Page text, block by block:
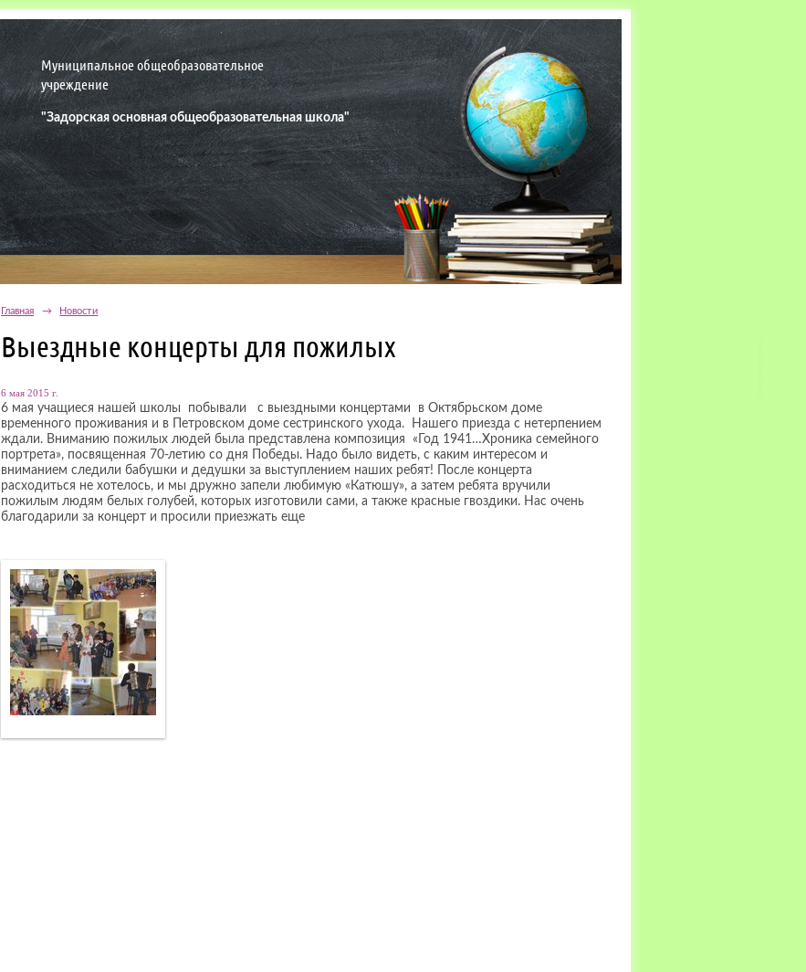
Муниципальное общеобразовательное
учреждение
"Задорская основная общеобразовательная школа"
Главная → Новости
Выездные концерты для пожилых
6 мая 2015 г.
6 мая учащиеся нашей школы побывали с выездными концертами в Октябрьском доме
временного проживания и в Петровском доме сестринского ухода. Нашего приезда с нетерпением
ждали. Вниманию пожилых людей была представлена композиция «Год 1941…Хроника семейного
портрета», посвященная 70-летию со дня Победы. Надо было видеть, с каким интересом и
вниманием следили бабушки и дедушки за выступлением наших ребят! После концерта
расходиться не хотелось, и мы дружно запели любимую «Катюшу», а затем ребята вручили
пожилым людям белых голубей, которых изготовили сами, а также красные гвоздики. Нас очень
благодарили за концерт и просили приезжать еще